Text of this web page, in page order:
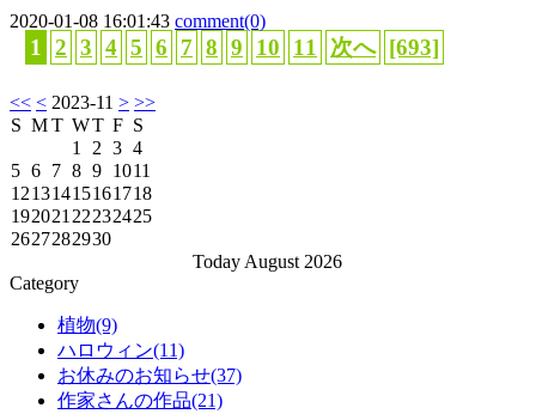
2020-01-08 16:01:43 comment(0)
1 2 3 4 5 6 7 8 9 10 11 次へ [693]
<< < 2023-11 > >>
S MT WT F S
1
2 3 4
5 6 7 8 9 1011
12131415161718
192021 22232425
2627282930
Today August 2026
Category
植物(9)
ハロウィン(11)
お休みのお知らせ(37)
作家さんの作品(21)